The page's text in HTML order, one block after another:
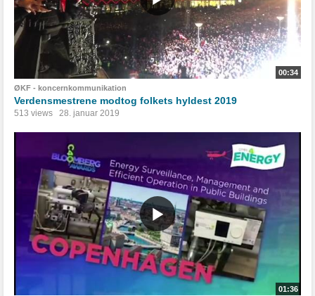
00:34
ØKF - koncernkommunikation
Verdensmestrene modtog folkets hyldest 2019
513 views 28. januar 2019
01:36